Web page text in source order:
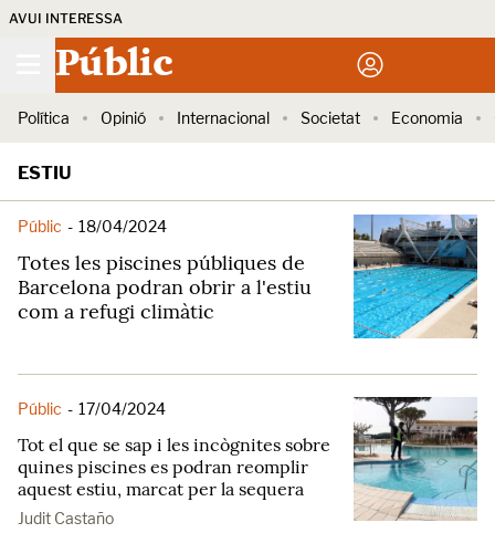
AVUI INTERESSA
Públic
Política Opinió Internacional Societat Economia
ESTIU
Públic - 18/04/2024
Totes les piscines públiques de
Barcelona podran obrir a l'estiu
com a refugi climàtic
Públic - 17/04/2024
Tot el que se sap i les incògnites sobre
quines piscines es podran reomplir
aquest estiu, marcat per la sequera
Judit Castaño